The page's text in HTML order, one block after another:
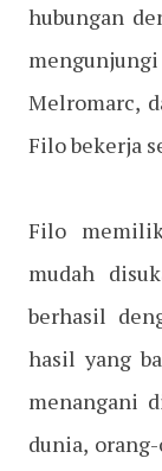
hubungan
Melromarc,
Filo bekerja
Filo
mudah
berhasil
hasil yang
menangani
dunia,